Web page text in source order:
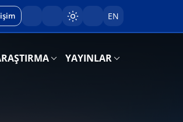
YAYINLAR
Sayfayı karart/aç
EN